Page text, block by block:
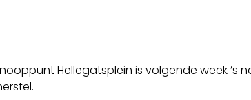
Hellegatsplein is volgende week ’s